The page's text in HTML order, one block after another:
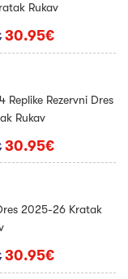
Rukav
30.95€
Replike Rezervni Dres
Rukav
30.95€
2025-26 Kratak
30.95€